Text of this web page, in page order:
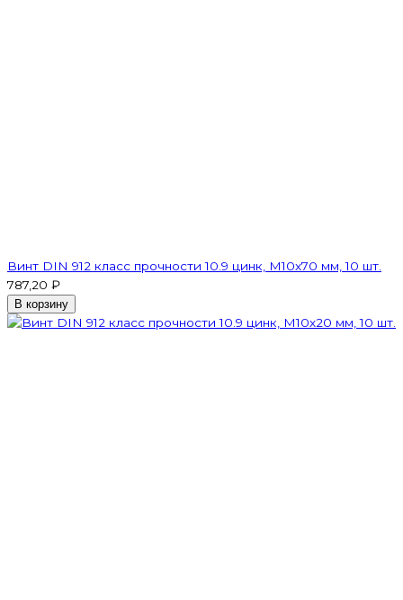
Винт DIN 912 класс прочности 10.9 цинк, М10х70 мм, 10 шт.
787,20 ₽
В корзину